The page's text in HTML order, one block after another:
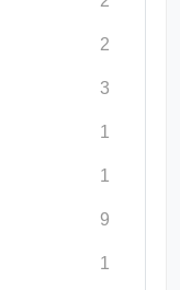
2
3
1
1
9
1